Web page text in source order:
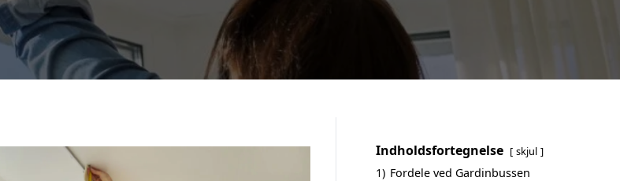
Indholdsfortegnelse skjul
1) Fordele ved Gardinbussen